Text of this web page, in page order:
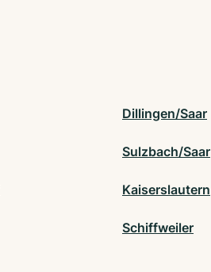
Dillingen/Saar
Sulzbach/Saar
Kaiserslautern
Schiffweiler